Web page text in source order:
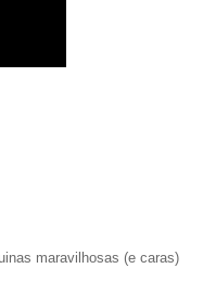
maravilhosas (e caras)